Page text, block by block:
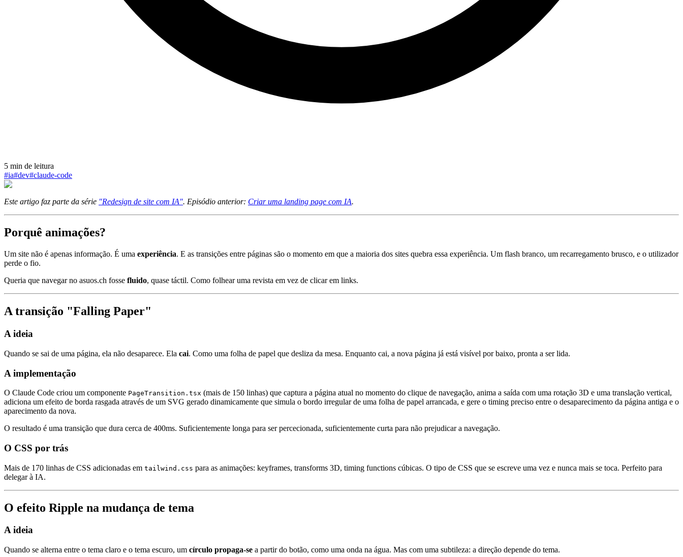
5 min de leitura
#ia#dev#claude-code
Este artigo faz parte da série "Redesign de site com IA". Episódio anterior: Criar uma landing page com IA.
Porquê animações?
Um site não é apenas informação. É uma experiência. E as transições entre páginas são o momento em que a maioria dos sites quebra essa experiência. Um flash branco, um recarregamento brusco, e o utilizador
perde o fio.
Queria que navegar no asuos.ch fosse fluido, quase táctil. Como folhear uma revista em vez de clicar em links.
A transição "Falling Paper"
A ideia
Quando se sai de uma página, ela não desaparece. Ela cai. Como uma folha de papel que desliza da mesa. Enquanto cai, a nova página já está visível por baixo, pronta a ser lida.
A implementação
O Claude Code criou um componente PageTransition.tsx (mais de 150 linhas) que captura a página atual no momento do clique de navegação, anima a saída com uma rotação 3D e uma translação vertical,
adiciona um efeito de borda rasgada através de um SVG gerado dinamicamente que simula o bordo irregular de uma folha de papel arrancada, e gere o timing preciso entre o desaparecimento da página antiga e o
aparecimento da nova.
O resultado é uma transição que dura cerca de 400ms. Suficientemente longa para ser percecionada, suficientemente curta para não prejudicar a navegação.
O CSS por trás
Mais de 170 linhas de CSS adicionadas em tailwind.css para as animações: keyframes, transforms 3D, timing functions cúbicas. O tipo de CSS que se escreve uma vez e nunca mais se toca. Perfeito para
delegar à IA.
O efeito Ripple na mudança de tema
A ideia
Quando se alterna entre o tema claro e o tema escuro, um círculo propaga-se a partir do botão, como uma onda na água. Mas com uma subtileza: a direção depende do tema.